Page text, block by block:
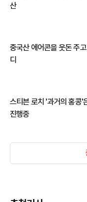
산
중국산 에어콘을 웃돈 주
디
스티븐 로치 '과거의 홍콩'
진행중